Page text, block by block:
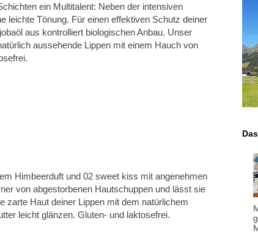
ein Multitalent: Neben der intensiven
leichte Tönung. Für einen effektiven Schutz deiner
aus kontrolliert biologischen Anbau. Unser
aussehende Lippen mit einem Hauch von
Himbeerduft und 02 sweet kiss mit angenehmen
von abgestorbenen Hautschuppen und lässt sie
zarte Haut deiner Lippen mit dem natürlichem
leicht glänzen. Gluten- und laktosefrei.